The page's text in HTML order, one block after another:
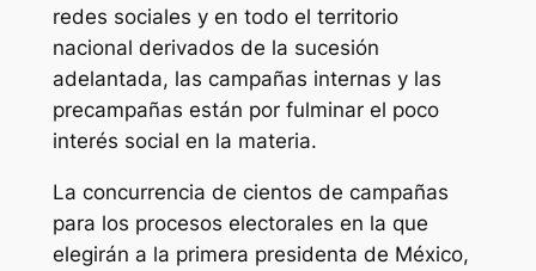
redes sociales y en todo el territorio
nacional derivados de la sucesión
adelantada, las campañas internas y las
precampañas están por fulminar el poco
interés social en la materia.
La concurrencia de cientos de campañas
para los procesos electorales en la que
elegirán a la primera presidenta de México,